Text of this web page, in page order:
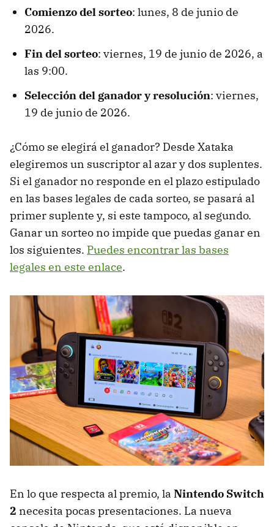
Comienzo del sorteo: lunes, 8 de junio de
2026.
Fin del sorteo: viernes, 19 de junio de 2026, a
las 9:00.
Selección del ganador y resolución: viernes,
19 de junio de 2026.
¿Cómo se elegirá el ganador? Desde Xataka
elegiremos un suscriptor al azar y dos suplentes.
Si el ganador no responde en el plazo estipulado
en las bases legales de cada sorteo, se pasará al
primer suplente y, si este tampoco, al segundo.
Ganar un sorteo no impide que puedas ganar en
los siguientes. Puedes encontrar las bases
legales en este enlace.
En lo que respecta al premio, la Nintendo Switch
2 necesita pocas presentaciones. La nueva